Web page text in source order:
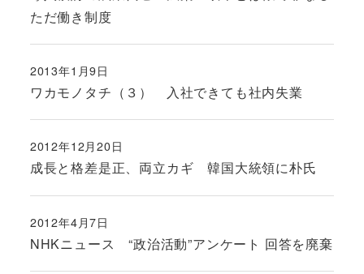
ただ働き制度
ワカモノタチ（３） 入社できても社内失業
投稿日
2013年1月9日
成長と格差是正、両立カギ 韓国大統領に朴氏
投稿日
2012年12月20日
NHKニュース “政治活動”アンケート 回答を廃棄
投稿日
2012年4月7日